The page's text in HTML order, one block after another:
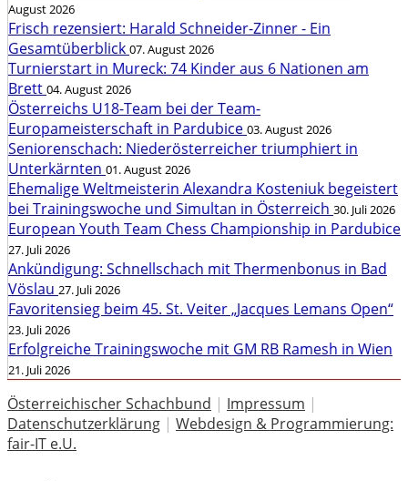
August 2026
Frisch rezensiert: Harald Schneider-Zinner - Ein
Gesamtüberblick 07. August 2026
Turnierstart in Mureck: 74 Kinder aus 6 Nationen am
Brett 04. August 2026
Österreichs U18-Team bei der Team-
Europameisterschaft in Pardubice 03. August 2026
Seniorenschach: Niederösterreicher triumphiert in
Unterkärnten 01. August 2026
Ehemalige Weltmeisterin Alexandra Kosteniuk begeistert
bei Trainingswoche und Simultan in Österreich 30. Juli 2026
European Youth Team Chess Championship in Pardubice
27. Juli 2026
Ankündigung: Schnellschach mit Thermenbonus in Bad
Vöslau 27. Juli 2026
Favoritensieg beim 45. St. Veiter „Jacques Lemans Open“
23. Juli 2026
Erfolgreiche Trainingswoche mit GM RB Ramesh in Wien
21. Juli 2026
Österreichischer Schachbund | Impressum |
Datenschutzerklärung | Webdesign & Programmierung:
fair-IT e.U.